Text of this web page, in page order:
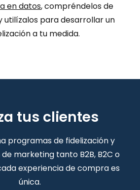
en datos, compréndelos de
utilízalos para desarrollar un
a tu medida.
tus clientes
programas de fidelización y
marketing tanto B2B, B2C o
experiencia de compra es
única.